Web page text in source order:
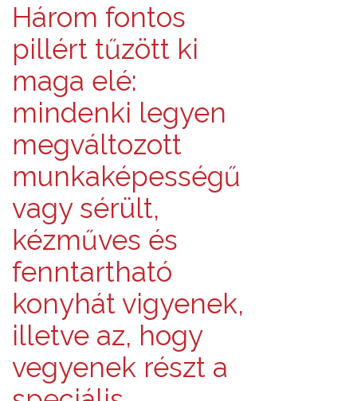
Három fontos
pillért tűzött ki
maga elé:
mindenki legyen
megváltozott
munkaképességű
vagy sérült,
kézműves és
fenntartható
konyhát vigyenek,
illetve az, hogy
vegyenek részt a